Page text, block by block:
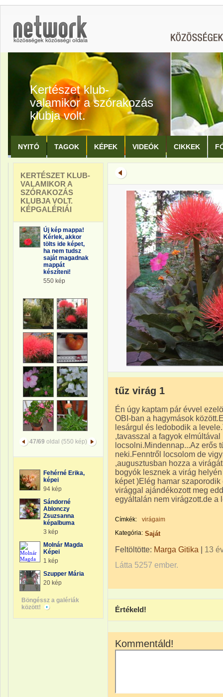
Kertészet klub-
valamikor a szórakozás
klubja volt.
NYITÓ TAGOK KÉPEK VIDEÓK CIKKEK
KERTÉSZET KLUB-
VALAMIKOR A
SZÓRAKOZÁS
KLUBJA VOLT.
KÉPGALÉRIÁI
Új kép mappa!
Kérlek, akkor
tölts ide képet,
ha nem tudsz
saját magadnak
mappát
készíteni!
550 kép
47/69 oldal (550 kép)
Fehérné Erika,
képei
94 kép
Sándorné
Ablonczy
Zsuzsanna
képalbuma
3 kép
Molnár Magda
Képei
1 kép
Szupper Mária
20 kép
Böngéssz a galériák
között!
tűz virág 1
Én úgy kaptam pár évvel
OBI-ban a hagymások
lesárgul és ledobodik a
,tavasszal a fagyok
locsolni.Mindennap...Az erős
neki.Fenntről locsolom de
,augusztusban hozza a
bogyók lesznek a virág
képet )Elég hamar
virággal ajándékozott meg
egyáltalán nem virágzott.de a
Címkék:
virágaim
Kategória: Saját
Feltöltötte: Marga Gitika | 13
Látta 5257 ember.
Értékeld!
Kommentáld!